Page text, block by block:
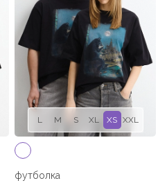
L M S XL XS XXL
футболка